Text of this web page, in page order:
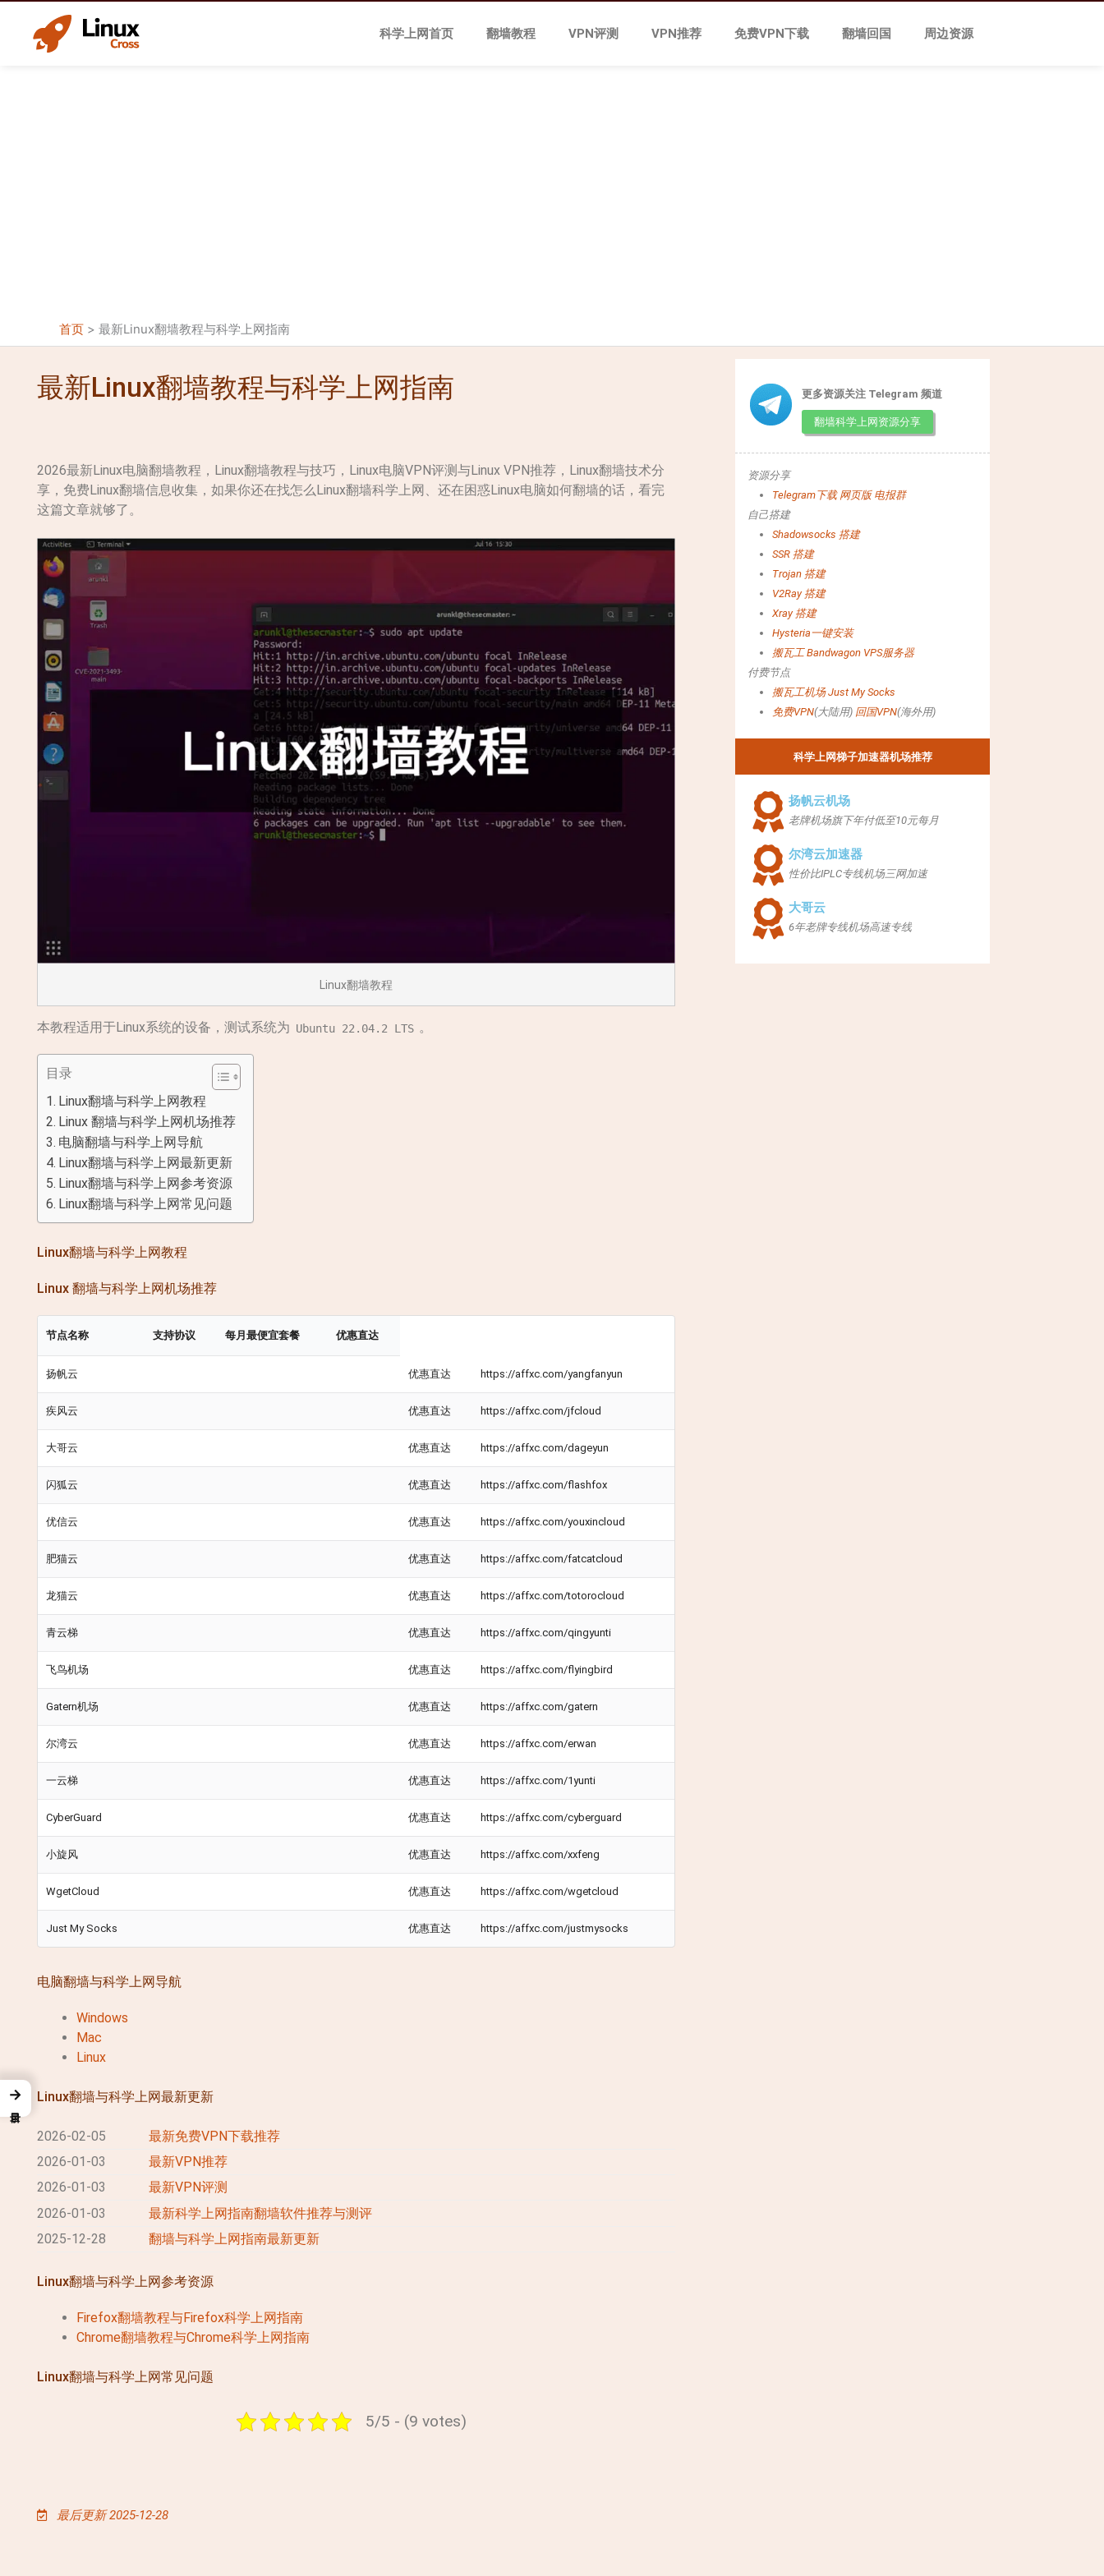
科学上网首页 翻墙教程 VPN评测 VPN推荐 免费VPN下载 翻墙回国 周边资源
首页 > 最新Linux翻墙教程与科学上网指南
最新Linux翻墙教程与科学上网指南
2026最新Linux电脑翻墙教程，Linux翻墙教程与技巧，Linux电脑VPN评测与Linux VPN推荐，Linux翻墙技术分
享，免费Linux翻墙信息收集，如果你还在找怎么Linux翻墙科学上网、还在困惑Linux电脑如何翻墙的话，看完
这篇文章就够了。
Linux翻墙教程
本教程适用于Linux系统的设备，测试系统为 Ubuntu 22.04.2 LTS 。
目录
Linux翻墙与科学上网教程
Linux 翻墙与科学上网机场推荐
电脑翻墙与科学上网导航
Linux翻墙与科学上网最新更新
Linux翻墙与科学上网参考资源
Linux翻墙与科学上网常见问题
Linux翻墙与科学上网教程
Linux 翻墙与科学上网机场推荐
节点名称 支持协议 每月最便宜套餐 优惠直达
扬帆云 优惠直达 https://affxc.com/yangfanyun
疾风云 优惠直达 https://affxc.com/jfcloud
大哥云 优惠直达 https://affxc.com/dageyun
闪狐云 优惠直达 https://affxc.com/flashfox
优信云 优惠直达 https://affxc.com/youxincloud
肥猫云 优惠直达 https://affxc.com/fatcatcloud
龙猫云 优惠直达 https://affxc.com/totorocloud
青云梯 优惠直达 https://affxc.com/qingyunti
飞鸟机场 优惠直达 https://affxc.com/flyingbird
Gatern机场 优惠直达 https://affxc.com/gatern
尔湾云 优惠直达 https://affxc.com/erwan
一云梯 优惠直达 https://affxc.com/1yunti
CyberGuard 优惠直达 https://affxc.com/cyberguard
小旋风 优惠直达 https://affxc.com/xxfeng
WgetCloud 优惠直达 https://affxc.com/wgetcloud
Just My Socks 优惠直达 https://affxc.com/justmysocks
电脑翻墙与科学上网导航
Windows
Mac
Linux
Linux翻墙与科学上网最新更新
2026-02-05
最新免费VPN下载推荐
2026-01-03
最新VPN推荐
2026-01-03
最新VPN评测
2026-01-03
最新科学上网指南翻墙软件推荐与测评
2025-12-28
翻墙与科学上网指南最新更新
Linux翻墙与科学上网参考资源
Firefox翻墙教程与Firefox科学上网指南
Chrome翻墙教程与Chrome科学上网指南
Linux翻墙与科学上网常见问题
5/5 - (9 votes)
最后更新 2025-12-28
更多资源关注 Telegram 频道
翻墙科学上网资源分享
资源分享
Telegram下载 网页版 电报群
自己搭建
Shadowsocks 搭建
SSR 搭建
Trojan 搭建
V2Ray 搭建
Xray 搭建
Hysteria一键安装
搬瓦工 Bandwagon VPS服务器
付费节点
搬瓦工机场 Just My Socks
免费VPN(大陆用) 回国VPN(海外用)
科学上网梯子加速器机场推荐
扬帆云机场
老牌机场旗下年付低至10元每月
尔湾云加速器
性价比IPLC专线机场三网加速
大哥云
6年老牌专线机场高速专线
→